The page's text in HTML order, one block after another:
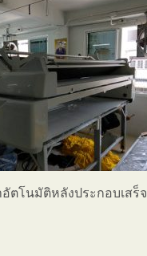
อัตโนมัติหลังประกอบเสร็จ